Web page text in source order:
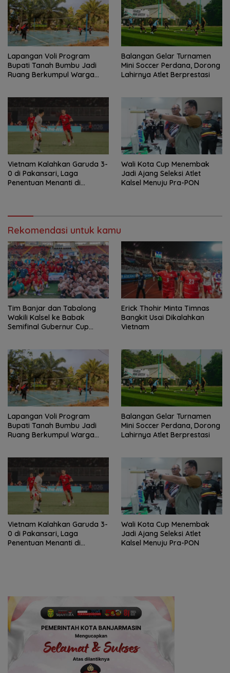
Lapangan Voli Program
Bupati Tanah Bumbu Jadi
Ruang Berkumpul Warga
Balangan Gelar Turnamen
Mini Soccer Perdana, Dorong
Lahirnya Atlet Berprestasi
Vietnam Kalahkan Garuda 3-
0 di Pakansari, Laga
Penentuan Menanti di
Wali Kota Cup Menembak
Jadi Ajang Seleksi Atlet
Kalsel Menuju Pra-PON
Rekomendasi untuk kamu
Tim Banjar dan Tabalong
Wakili Kalsel ke Babak
Semifinal Gubernur Cup
Erick Thohir Minta Timnas
Bangkit Usai Dikalahkan
Vietnam
Lapangan Voli Program
Bupati Tanah Bumbu Jadi
Ruang Berkumpul Warga
Balangan Gelar Turnamen
Mini Soccer Perdana, Dorong
Lahirnya Atlet Berprestasi
Vietnam Kalahkan Garuda 3-
0 di Pakansari, Laga
Penentuan Menanti di
Wali Kota Cup Menembak
Jadi Ajang Seleksi Atlet
Kalsel Menuju Pra-PON